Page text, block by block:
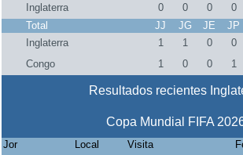
Inglaterra
0 0 0 0
Total
JJ JG JE JP
Inglaterra
1 1 0 0
Congo
1 0 0 1
Resultados recientes
Copa Mundial FIFA
Jor Local Visita